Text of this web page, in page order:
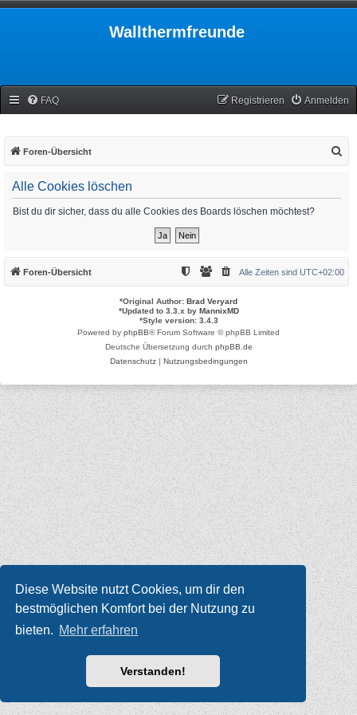
Diese Website nutzt Cookies, um dir den
bestmöglichen Komfort bei der Nutzung zu
bieten. Mehr erfahren
Verstanden!
Wallthermfreunde
FAQ Anmelden
Registrieren
Foren-Übersicht
Alle Cookies löschen
Bist du dir sicher, dass du alle Cookies des Boards löschen möchtest?
Foren-Übersicht Alle Zeiten sind UTC+02:00
*Original Author: Brad Veryard
*Updated to 3.3.x by MannixMD
*Style version: 3.4.3
Powered by phpBB® Forum Software © phpBB Limited
Deutsche Übersetzung durch phpBB.de
Datenschutz| Nutzungsbedingungen